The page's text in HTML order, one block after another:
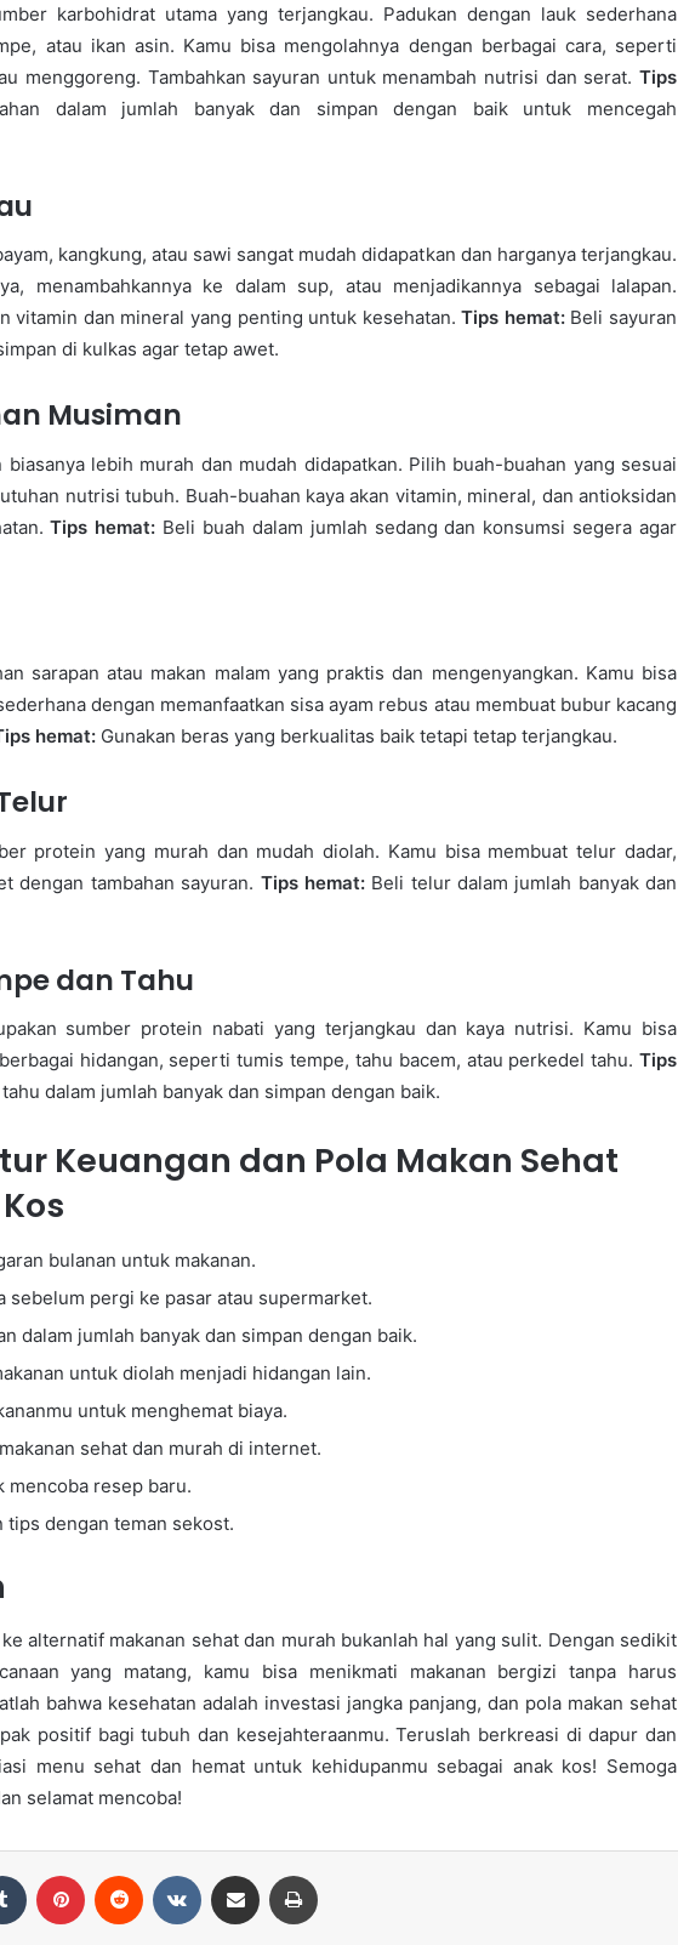
karbohidrat utama yang terjangkau. Padukan dengan lauk sederhana
atau ikan asin. Kamu bisa mengolahnya dengan berbagai cara, seperti
menggoreng. Tambahkan sayuran untuk menambah nutrisi dan serat. Tips
dalam jumlah banyak dan simpan dengan baik untuk mencegah
kangkung, atau sawi sangat mudah didapatkan dan harganya terjangkau.
menambahkannya ke dalam sup, atau menjadikannya sebagai lalapan.
vitamin dan mineral yang penting untuk kesehatan.Tips hemat:Beli sayuran
di kulkas agar tetap awet.
Musiman
biasanya lebih murah dan mudah didapatkan. Pilih buah-buahan yang sesuai
nutrisi tubuh. Buah-buahan kaya akan vitamin, mineral, dan antioksidan
Tips hemat: Beli buah dalam jumlah sedang dan konsumsi segera agar
sarapan atau makan malam yang praktis dan mengenyangkan. Kamu bisa
dengan memanfaatkan sisa ayam rebus atau membuat bubur kacang
hemat: Gunakan beras yang berkualitas baik tetapi tetap terjangkau.
protein yang murah dan mudah diolah. Kamu bisa membuat telur dadar,
dengan tambahan sayuran. Tips hemat:Beli telur dalam jumlah banyak dan
dan Tahu
sumber protein nabati yang terjangkau dan kaya nutrisi. Kamu bisa
hidangan, seperti tumis tempe, tahu bacem, atau perkedel tahu. Tips
dalam jumlah banyak dan simpan dengan baik.
Keuangan dan Pola Makan Sehat
bulanan untuk makanan.
sebelum pergi ke pasar atau supermarket.
dalam jumlah banyak dan simpan dengan baik.
untuk diolah menjadi hidangan lain.
untuk menghemat biaya.
sehat dan murah di internet.
mencoba resep baru.
tips dengan teman sekost.
alternatif makanan sehat dan murah bukanlah hal yang sulit. Dengan sedikit
yang matang, kamu bisa menikmati makanan bergizi tanpa harus
bahwa kesehatan adalah investasi jangka panjang, dan pola makan sehat
positif bagi tubuh dan kesejahteraanmu. Teruslah berkreasi di dapur dan
menu sehat dan hemat untuk kehidupanmu sebagai anak kos! Semoga
selamat mencoba!